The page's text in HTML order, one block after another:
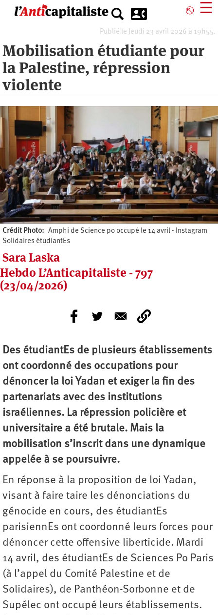
⎋ ☰
Publié le Jeudi 23 avril 2026 à 19h55.
Mobilisation étudiante pour
la Palestine, répression
violente
Crédit Photo
Amphi de Science po occupé le 14 avril - Instagram
Solidaires étudiantEs
Sara Laska
Hebdo L’Anticapitaliste - 797
(23/04/2026)
Des étudiantEs de plusieurs établissements
ont coordonné des occupations pour
dénoncer la loi Yadan et exiger la fin des
partenariats avec des institutions
israéliennes. La répression policière et
universitaire a été brutale. Mais la
mobilisation s’inscrit dans une dynamique
appelée à se poursuivre.
En réponse à la proposition de loi Yadan,
visant à faire taire les dénonciations du
génocide en cours, des étudiantEs
parisiennEs ont coordonné leurs forces pour
dénoncer cette offensive liberticide. Mardi
14 avril, des étudiantEs de Sciences Po Paris
(à l’appel du Comité Palestine et de
Solidaires), de Panthéon-Sorbonne et de
Supélec ont occupé leurs établissements.